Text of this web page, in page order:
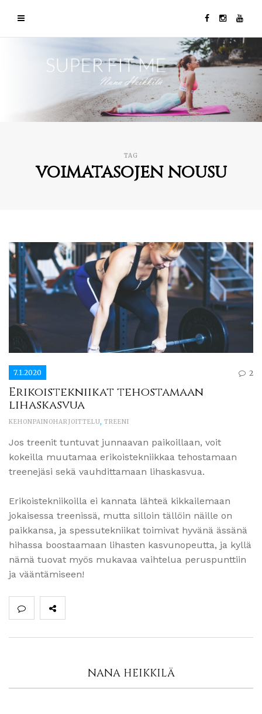
TAG
voimatasojen nousu
7.1.2020 2
Erikoistekniikat tehostamaan
lihaskasvua
KEHONPAINOHARJOITTELU, TREENI
Jos treenit tuntuvat junnaavan paikoillaan, voit
kokeilla muutamaa erikoistekniikkaa tehostamaan
treenejäsi sekä vauhdittamaan lihaskasvua.
Erikoistekniikoilla ei kannata lähteä kikkailemaan
jokaisessa treenissä, mutta silloin tällöin näille on
paikkansa, ja spessutekniikat toimivat hyvänä ässänä
hihassa boostaamaan lihasten kasvunopeutta, ja kyllä
nämä tuovat myös mukavaa vaihtelua peruspunttiin
ja vääntämiseen!
NANA HEIKKILÄ